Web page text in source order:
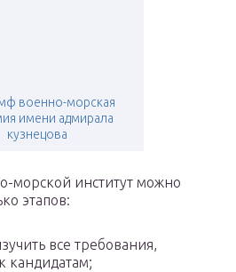
военно-морская
имени адмирала
кузнецова
морской институт можно
этапов:
все требования,
кандидатам;